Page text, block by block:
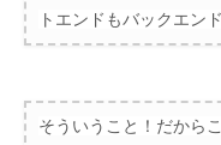
トエンドもバックエン
そういうこと！だから